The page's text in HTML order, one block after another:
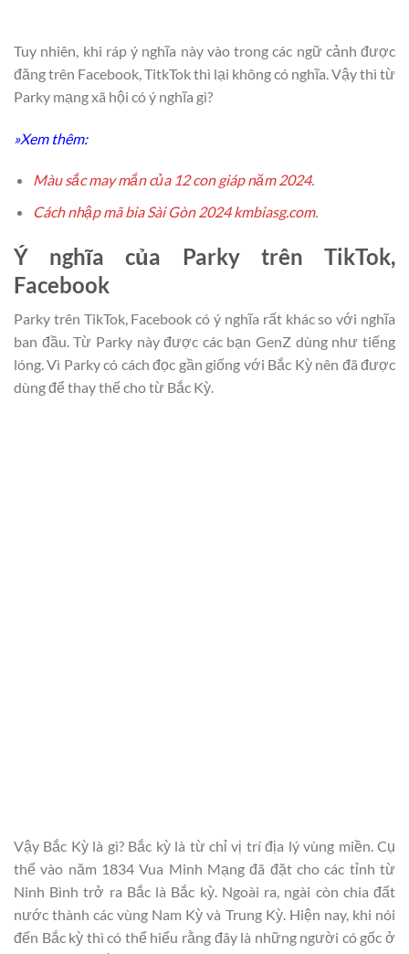
Tuy nhiên, khi ráp ý nghĩa này vào trong các ngữ cảnh được
đăng trên Facebook, TitkTok thì lại không có nghĩa. Vậy thì từ
Parky mạng xã hội có ý nghĩa gì?
»Xem thêm:
Màu sắc may mắn của 12 con giáp năm 2024.
Cách nhập mã bia Sài Gòn 2024 kmbiasg.com.
Ý nghĩa của Parky trên TikTok,
Facebook
Parky trên TikTok, Facebook có ý nghĩa rất khác so với nghĩa
ban đầu. Từ Parky này được các bạn GenZ dùng như tiếng
lóng. Vì Parky có cách đọc gần giống với Bắc Kỳ nên đã được
dùng để thay thế cho từ Bắc Kỳ.
Vậy Bắc Kỳ là gì? Bắc kỳ là từ chỉ vị trí địa lý vùng miền. Cụ
thể vào năm 1834 Vua Minh Mạng đã đặt cho các tỉnh từ
Ninh Bình trở ra Bắc là Bắc kỳ. Ngoài ra, ngài còn chia đất
nước thành các vùng Nam Kỳ và Trung Kỳ. Hiện nay, khi nói
đến Bắc kỳ thì có thể hiểu rằng đây là những người có gốc ở